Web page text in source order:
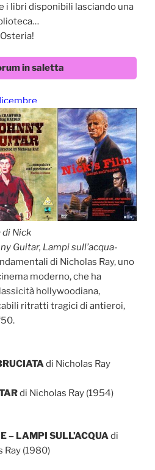
i libri disponibili lasciando una
in saletta
di Nick
Guitar, Lampi sull’acqua-
di Nicholas Ray, uno
moderno, che ha
hollywoodiana,
ritratti tragici di antieroi,
di Nicholas Ray
di Nicholas Ray (1954)
– LAMPI SULL’ACQUAdi
Ray (1980)